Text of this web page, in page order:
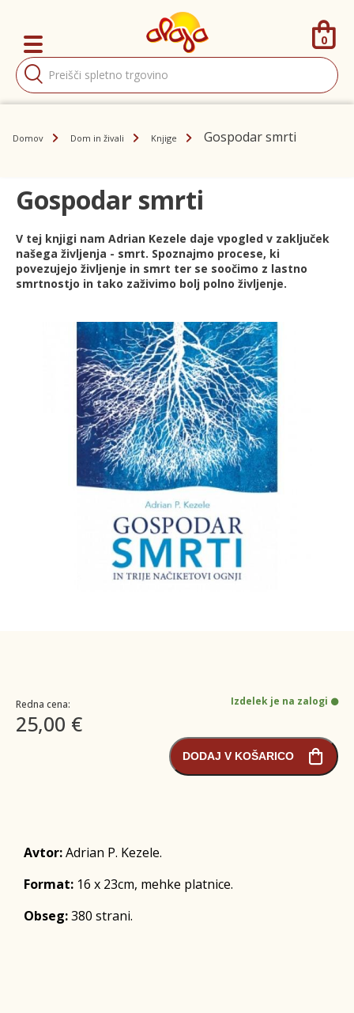
Products
search
0
Domov Dom in živali Knjige Gospodar smrti
Gospodar smrti
V tej knjigi nam Adrian Kezele daje vpogled v zaključek
našega življenja - smrt. Spoznajmo procese, ki
povezujejo življenje in smrt ter se soočimo z lastno
smrtnostjo in tako zaživimo bolj polno življenje.
Redna cena:
25,00 €
Izdelek je na zalogi
DODAJ V KOŠARICO
Avtor:Adrian P. Kezele.
Format: 16 x 23cm, mehke platnice.
Obseg:380 strani.